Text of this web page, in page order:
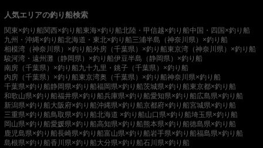
人気エリアの釣り船検索
関東×釣り船関西×釣り船東海×釣り船北陸・甲信越×釣り船中国・四国×釣り船
九州・沖縄×釣り船北海道・東北×釣り船三浦半島（神奈川県）×釣り船
相模湾（神奈川県）×釣り船外房（千葉県）×釣り船東京湾（神奈川県）×釣り船
駿河湾・遠州灘（静岡県）×釣り船伊豆半島（静岡県）×釣り船
南房（千葉県）×釣り船九十九里・銚子（千葉県）×釣り船
内房（千葉県）×釣り船東京湾奥（千葉県）×釣り船神奈川県×釣り船
千葉県×釣り船静岡県×釣り船福岡県×釣り船茨城県×釣り船東京都×釣り船
和歌山県×釣り船福井県×釣り船兵庫県×釣り船愛知県×釣り船広島県×釣り船
新潟県×釣り船大阪府×釣り船沖縄県×釣り船京都府×釣り船宮城県×釣り船
三重県×釣り船鳥取県×釣り船北海道 ×釣り船山口県×釣り船埼玉県×釣り船
岡山県×釣り船愛媛県×釣り船高知県×釣り船熊本県×釣り船徳島県×釣り船
鹿児島県×釣り船長崎県×釣り船富山県×釣り船岩手県×釣り船福島県×釣り船
島根県×釣り船香川県×釣り船大分県×釣り船石川県×釣り船